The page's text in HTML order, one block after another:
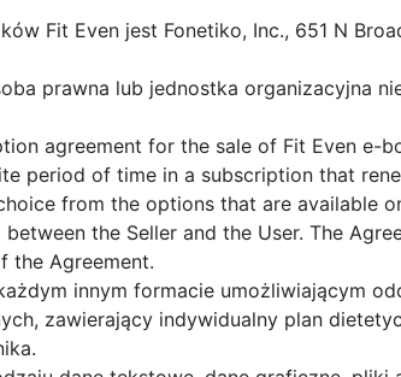
Fit Even jest Fonetiko, Inc., 651 N
prawna lub jednostka organizacyjna
agreement for the sale of Fit Even
period of time in a subscription that
from the options that are available
the Seller and the User. The
the Agreement.
innym formacie umożliwiającym
zawierający indywidualny plan